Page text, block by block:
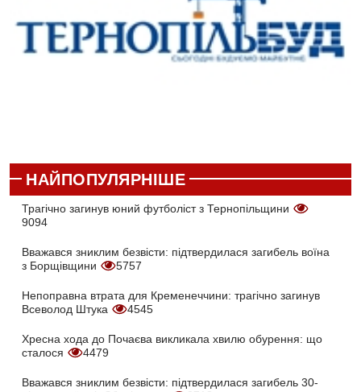
НАЙПОПУЛЯРНІШЕ
Трагічно загинув юний футболіст з Тернопільщини
9094
Вважався зниклим безвісти: підтвердилася загибель воїна
з Борщівщини
5757
Непоправна втрата для Кременеччини: трагічно загинув
Всеволод Штука
4545
Хресна хода до Почаєва викликала хвилю обурення: що
сталося
4479
Вважався зниклим безвісти: підтвердилася загибель 30-